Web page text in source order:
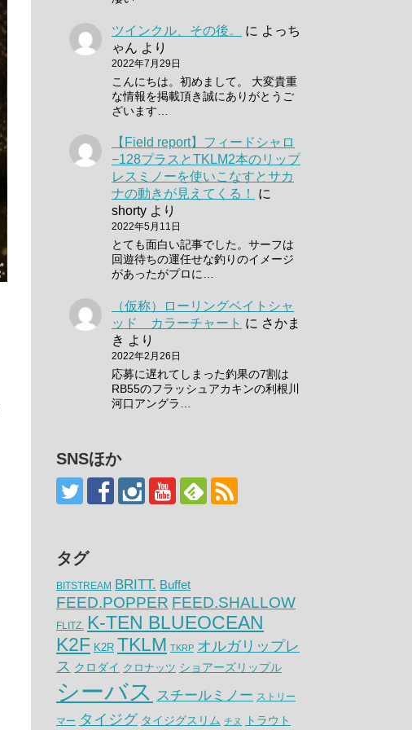
ツインクル、その後。 に よっち
ゃん より
2022年7月29日
こんにちは。初めまして。 大変貴重
な情報を掲載頂き誠にありがとうご
ざいます…
【Field report】フィードシャロ
−128プラスとTKLM2本のリップ
レスミノーを使いこなすとサカ
ナの動きが見えてくる！
に
shorty より
2022年5月11日
とても面白い記事でした。サーフは
回遊待ちの運任せな釣りのイメージ
があったがプロに…
（仮称）ローリングベイトシャ
ッド カラーチャート に さかま
き より
2022年2月26日
応募に遅れてしまった釣果の7割は
RB55のフラッシュアカキンの利根川
河口アングラ…
SNSほか
タグ
BITSTREAM BRITT. Buffet
FEED.POPPER FEED.SHALLOW
FLITZ. K-TEN BLUEOCEAN
K2F K2R TKLM TKRP オルガリップレ
ス クロダイ クロナッツ ショアーズリップル
シーバス スチールミノー ストリー
マー タイジグ タイジグスリム チヌ トラウト